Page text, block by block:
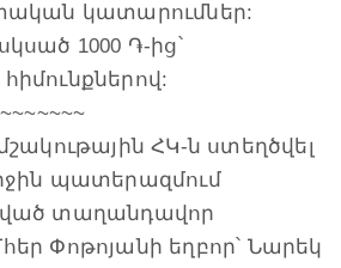
կատարումներ:
1000 ֏-ից՝
ՀԿ-ն ստեղծվել
պատերազմում
տաղանդավոր
Փոթոյանի եղբոր՝ Նարեկ